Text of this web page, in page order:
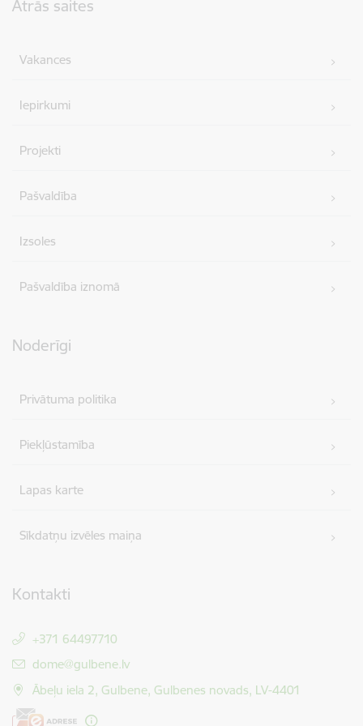
Ātrās saites
Vakances
Iepirkumi
Projekti
Pašvaldība
Izsoles
Pašvaldība iznomā
Noderīgi
Privātuma politika
Piekļūstamība
Lapas karte
Sīkdatņu izvēles maiņa
Kontakti
+371 64497710
E-pasts:
dome@gulbene.lv
Ābeļu iela 2, Gulbene, Gulbenes novads, LV-4401